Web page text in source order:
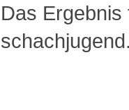
Das